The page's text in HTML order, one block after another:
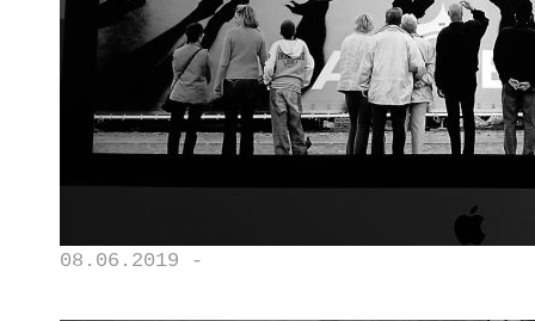
08.06.2019 -